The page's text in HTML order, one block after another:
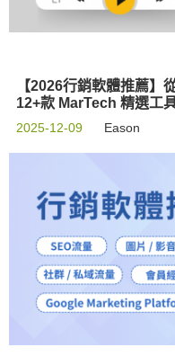
【2026行銷軟體推薦】
12+款 MarTech 精選工
2025-12-09 Eason